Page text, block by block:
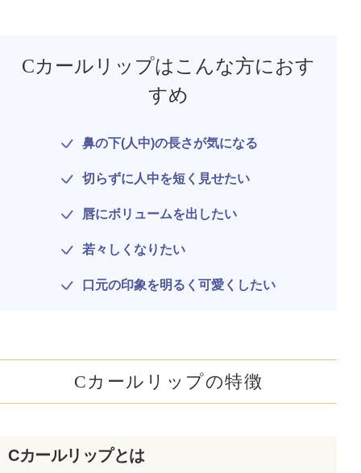
Cカールリップはこんな方におす
すめ
鼻の下(人中)の長さが気になる
切らずに人中を短く見せたい
唇にボリュームを出したい
若々しくなりたい
口元の印象を明るく可愛くしたい
Cカールリップの特徴
Cカールリップとは